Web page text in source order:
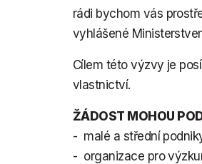
rádi bychom vás
vyhlášené
Cílem této výzvy je
vlastnictví.
ŽÁDOST MOHOU
- malé a střední
- organizace pro